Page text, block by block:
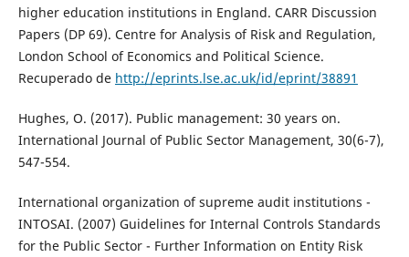
higher education institutions in England. CARR Discussion
Papers (DP 69). Centre for Analysis of Risk and Regulation,
London School of Economics and Political Science.
Recuperado de http://eprints.lse.ac.uk/id/eprint/38891
Hughes, O. (2017). Public management: 30 years on.
International Journal of Public Sector Management, 30(6-7),
547-554.
International organization of supreme audit institutions -
INTOSAI. (2007) Guidelines for Internal Controls Standards
for the Public Sector - Further Information on Entity Risk